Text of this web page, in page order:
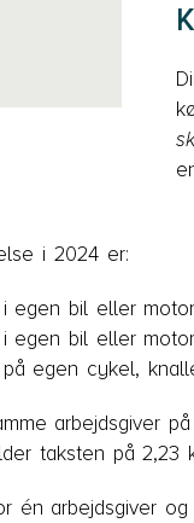
i 2024 er:
i egen bil eller
i egen bil eller
egen cykel,
arbejdsgiver
taksten på 2,23
én arbejdsgiver